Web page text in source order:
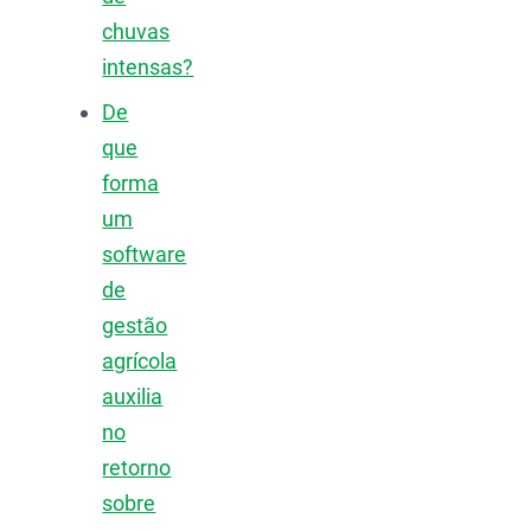
chuvas
intensas?
De
que
forma
um
software
de
gestão
agrícola
auxilia
no
retorno
sobre